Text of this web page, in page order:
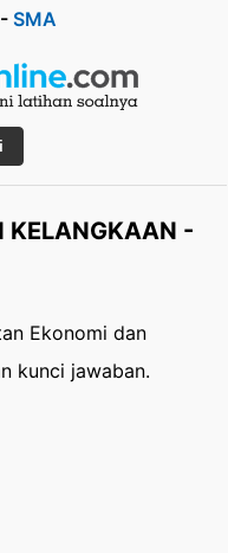
- SMA
KELANGKAAN -
Ekonomi dan
kunci jawaban.